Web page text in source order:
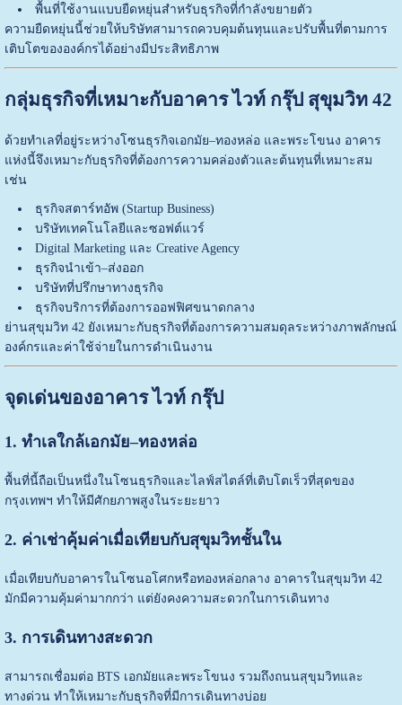
พื้นที่ใช้งานแบบยืดหยุ่นสำหรับธุรกิจที่กำลังขยายตัว
ความยืดหยุ่นนี้ช่วยให้บริษัทสามารถควบคุมต้นทุนและปรับพื้นที่ตามการ
เติบโตขององค์กรได้อย่างมีประสิทธิภาพ
กลุ่มธุรกิจที่เหมาะกับอาคาร ไวท์ กรุ๊ป สุขุมวิท 42
ด้วยทำเลที่อยู่ระหว่างโซนธุรกิจเอกมัย–ทองหล่อ และพระโขนง อาคาร
แห่งนี้จึงเหมาะกับธุรกิจที่ต้องการความคล่องตัวและต้นทุนที่เหมาะสม
เช่น
ธุรกิจสตาร์ทอัพ (Startup Business)
บริษัทเทคโนโลยีและซอฟต์แวร์
Digital Marketing และ Creative Agency
ธุรกิจนำเข้า–ส่งออก
บริษัทที่ปรึกษาทางธุรกิจ
ธุรกิจบริการที่ต้องการออฟฟิศขนาดกลาง
ย่านสุขุมวิท 42 ยังเหมาะกับธุรกิจที่ต้องการความสมดุลระหว่างภาพลักษณ์
องค์กรและค่าใช้จ่ายในการดำเนินงาน
จุดเด่นของอาคาร ไวท์ กรุ๊ป
1. ทำเลใกล้เอกมัย–ทองหล่อ
พื้นที่นี้ถือเป็นหนึ่งในโซนธุรกิจและไลฟ์สไตล์ที่เติบโตเร็วที่สุดของ
กรุงเทพฯ ทำให้มีศักยภาพสูงในระยะยาว
2. ค่าเช่าคุ้มค่าเมื่อเทียบกับสุขุมวิทชั้นใน
เมื่อเทียบกับอาคารในโซนอโศกหรือทองหล่อกลาง อาคารในสุขุมวิท 42
มักมีความคุ้มค่ามากกว่า แต่ยังคงความสะดวกในการเดินทาง
3. การเดินทางสะดวก
สามารถเชื่อมต่อ BTS เอกมัยและพระโขนง รวมถึงถนนสุขุมวิทและ
ทางด่วน ทำให้เหมาะกับธุรกิจที่มีการเดินทางบ่อย